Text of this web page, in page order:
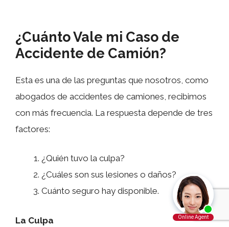
¿Cuánto Vale mi Caso de
Accidente de Camión?
Esta es una de las preguntas que nosotros, como
abogados de accidentes de camiones, recibimos
con más frecuencia. La respuesta depende de tres
factores:
¿Quién tuvo la culpa?
¿Cuáles son sus lesiones o daños?
Cuánto seguro hay disponible.
La Culpa